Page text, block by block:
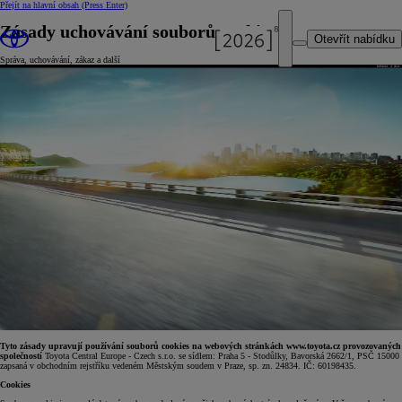
Přejít na hlavní obsah (Press Enter)
Otevřít nabídku
Zásady uchovávání souborů cookie
Správa, uchovávání, zákaz a další
Tyto zásady upravují používání souborů cookies na webových stránkách www.toyota.cz provozovaných
společností Toyota Central Europe - Czech s.r.o. se sídlem: Praha 5 - Stodůlky, Bavorská 2662/1, PSČ 15000
zapsaná v obchodním rejstříku vedeném Městským soudem v Praze, sp. zn. 24834. IČ: 60198435.
Cookies